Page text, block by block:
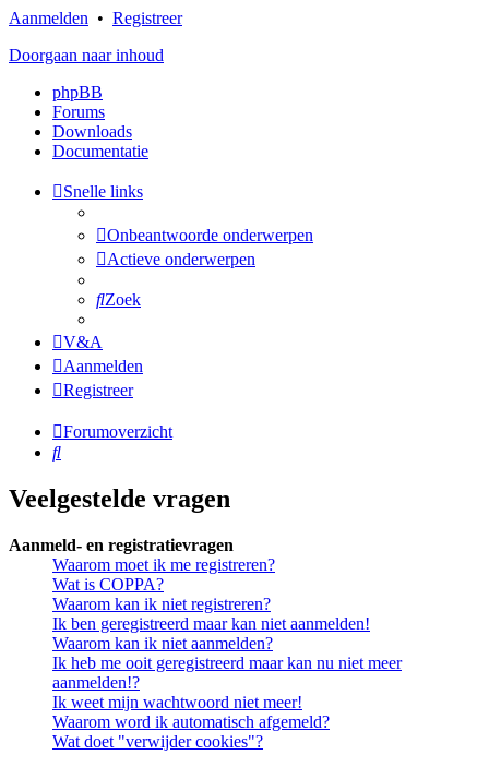
Aanmelden • Registreer
Doorgaan naar inhoud
phpBB
Forums
Downloads
Documentatie
Snelle links
Onbeantwoorde onderwerpen
Actieve onderwerpen
Zoek
V&A
Aanmelden
Registreer
Forumoverzicht
Zoek
Veelgestelde vragen
Aanmeld- en registratievragen
Waarom moet ik me registreren?
Wat is COPPA?
Waarom kan ik niet registreren?
Ik ben geregistreerd maar kan niet aanmelden!
Waarom kan ik niet aanmelden?
Ik heb me ooit geregistreerd maar kan nu niet meer
aanmelden!?
Ik weet mijn wachtwoord niet meer!
Waarom word ik automatisch afgemeld?
Wat doet "verwijder cookies"?